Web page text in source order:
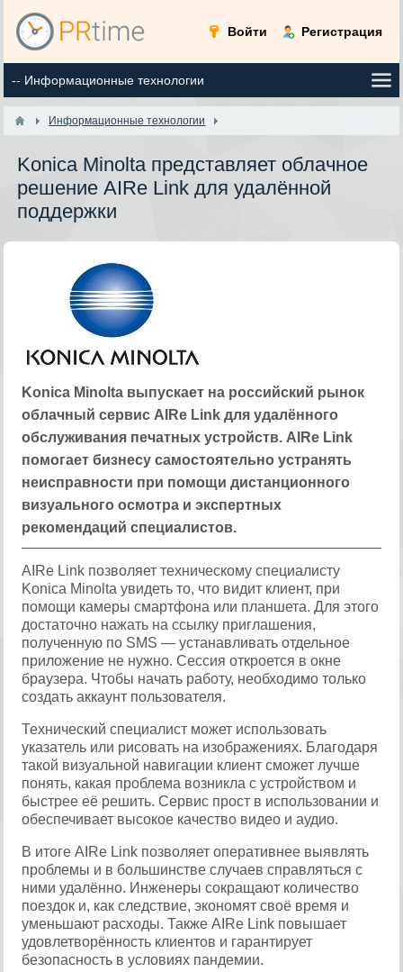
Войти Регистрация
Информационные технологии
Konica Minolta представляет облачное
решение AIRe Link для удалённой
поддержки
Konica Minolta выпускает на российский рынок
облачный сервис AIRe Link для удалённого
обслуживания печатных устройств. AIRe Link
помогает бизнесу самостоятельно устранять
неисправности при помощи дистанционного
визуального осмотра и экспертных
рекомендаций специалистов.
AIRe Link позволяет техническому специалисту
Konica Minolta увидеть то, что видит клиент, при
помощи камеры смартфона или планшета. Для этого
достаточно нажать на ссылку приглашения,
полученную по SMS — устанавливать отдельное
приложение не нужно. Сессия откроется в окне
браузера. Чтобы начать работу, необходимо только
создать аккаунт пользователя.
Технический специалист может использовать
указатель или рисовать на изображениях. Благодаря
такой визуальной навигации клиент сможет лучше
понять, какая проблема возникла с устройством и
быстрее её решить. Сервис прост в использовании и
обеспечивает высокое качество видео и аудио.
В итоге AIRe Link позволяет оперативнее выявлять
проблемы и в большинстве случаев справляться с
ними удалённо. Инженеры сокращают количество
поездок и, как следствие, экономят своё время и
уменьшают расходы. Также AIRe Link повышает
удовлетворённость клиентов и гарантирует
безопасность в условиях пандемии.